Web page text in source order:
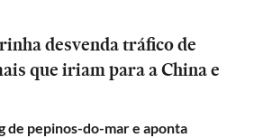
desvenda tráfico de
que iriam para a China e
de pepinos-do-mar e aponta